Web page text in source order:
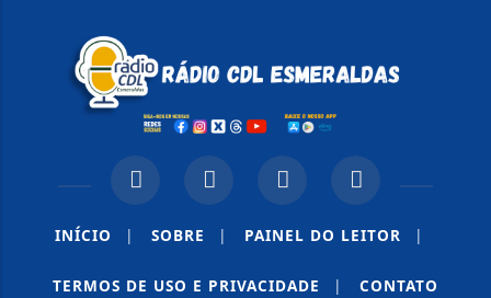
INÍCIO | SOBRE | PAINEL DO LEITOR |
TERMOS DE USO E PRIVACIDADE | CONTATO